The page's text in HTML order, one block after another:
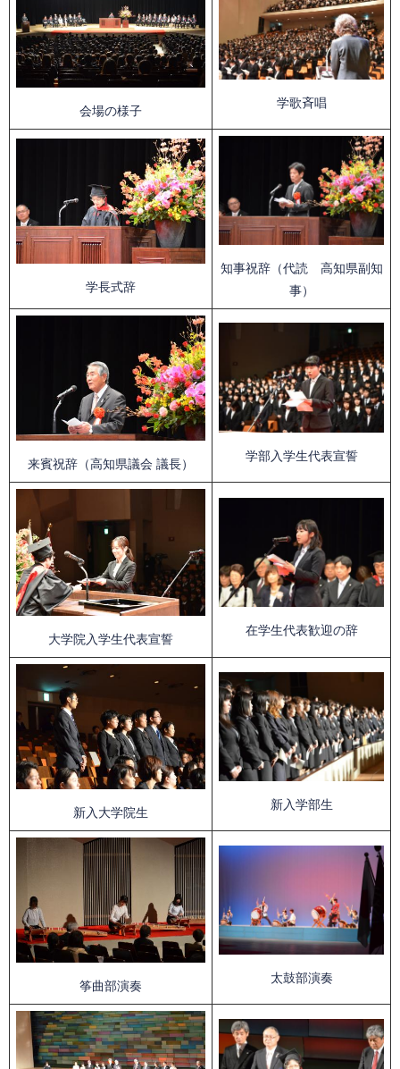
会場の様子
学歌斉唱
学長式辞
知事祝辞（代読 高知県副知
事）
来賓祝辞（高知県議会 議長）
学部入学生代表宣誓
大学院入学生代表宣誓
在学生代表歓迎の辞
新入大学院生
新入学部生
筝曲部演奏
太鼓部演奏